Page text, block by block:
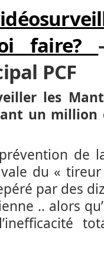
faire?
PCF
les
un million
de
du «
par des
.. alors